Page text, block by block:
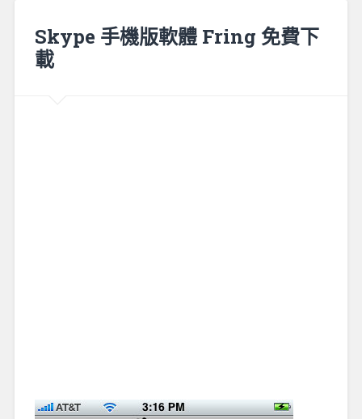
Skype 手機版軟體 Fring 免費下
載